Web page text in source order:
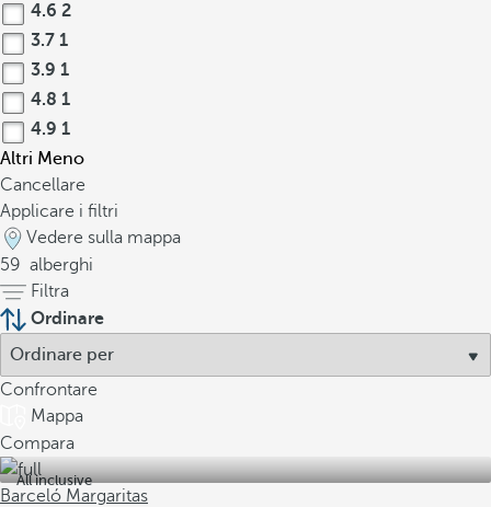
4.6 2
3.7 1
3.9 1
4.8 1
4.9 1
Altri Meno
Cancellare
Applicare i filtri
Vedere sulla mappa
59 alberghi
Filtra
Ordinare
Confrontare
Mappa
Compara
All inclusive
Barceló Margaritas